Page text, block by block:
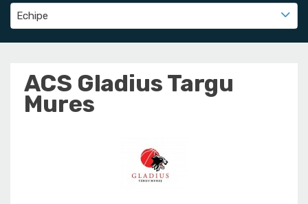
Echipe
ACS Gladius Targu
Mures